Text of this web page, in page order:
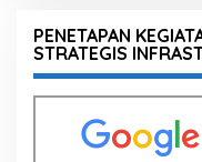
PENETAPAN
STRATEGIS